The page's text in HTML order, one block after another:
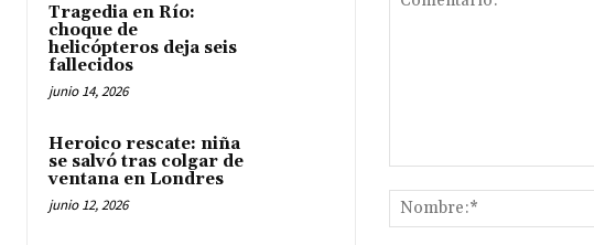
Tragedia en Río:
choque de
helicópteros deja seis
fallecidos
junio 14, 2026
Heroico rescate: niña
se salvó tras colgar de
ventana en Londres
junio 12, 2026